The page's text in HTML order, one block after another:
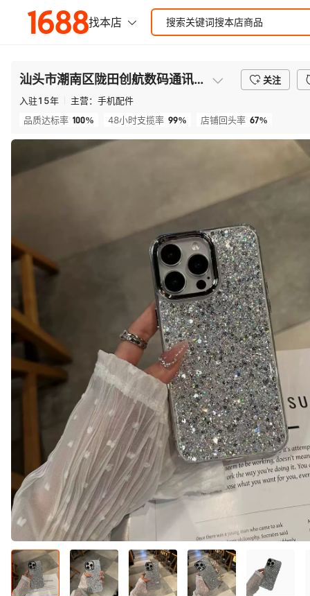
汕头市潮南区陇田创航数码通讯商行
关注
入驻15年 主营： 手机配件
品质达标率 100% 48小时支揽率 99% 店铺回头率 67%